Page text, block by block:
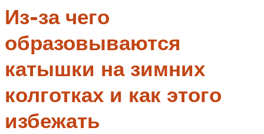
Из-за чего
образовываются
катышки на зимних
колготках и как этого
избежать